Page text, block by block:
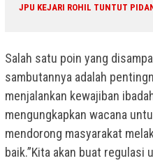
JPU KEJARI ROHIL TUNTUT
Salah satu poin yang
sambutannya adalah
menjalankan kewajiban
mengungkapkan wacana
mendorong masyarakat
baik.”Kita akan buat regulasi